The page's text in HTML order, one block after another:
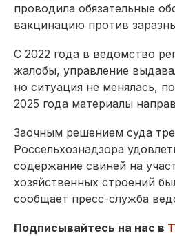
проводила обязательные
вакцинацию против
С 2022 года в ведомство
жалобы, управление
но ситуация не менялась,
2025 года материалы
Заочным решением суда
Россельхознадзора
содержание свиней на
хозяйственных строений
сообщает пресс-служба
Подписывайтесь на нас в